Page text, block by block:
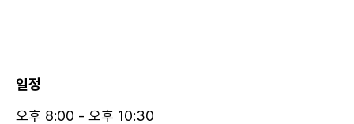
일정
오후 8:00 - 오후 10:30